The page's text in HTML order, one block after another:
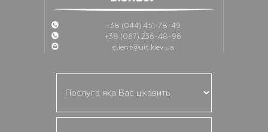
+38 (044) 451-78-49
+38 (067) 236-48-96
client@uit.kiev.ua